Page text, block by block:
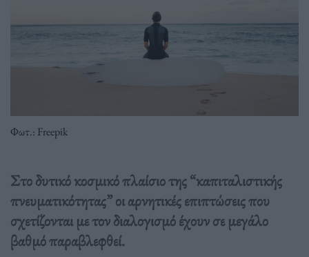
Φωτ.: Freepik
Στο δυτικό κοσμικό πλαίσιο της “καπιταλιστικής
πνευματικότητας” οι αρνητικές επιπτώσεις που
σχετίζονται με τον διαλογισμό έχουν σε μεγάλο
βαθμό παραβλεφθεί.